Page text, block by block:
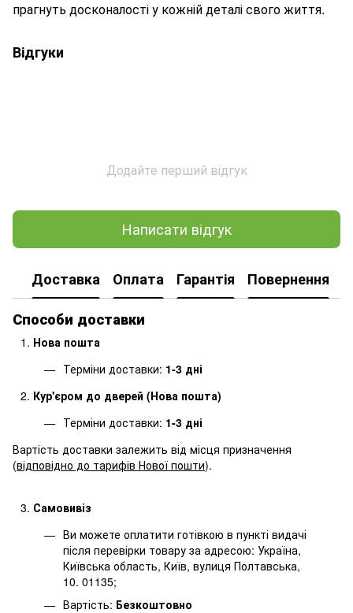
прагнуть досконалості у кожній деталі свого життя.
Відгуки
Додайте перший відгук
Написати відгук
Доставка Оплата Гарантія
Повернення
Способи доставки
Нова пошта
Терміни доставки: 1-3 дні
Кур'єром до дверей (Нова пошта)
Терміни доставки: 1-3 дні
Вартість доставки залежить від місця призначення
(відповідно до тарифів Нової пошти).
Самовивіз
Ви можете оплатити готівкою в пункті видачі
після перевірки товару за адресою: Україна,
Київська область, Київ, вулиця Полтавська,
10. 01135;
Вартість: Безкоштовно